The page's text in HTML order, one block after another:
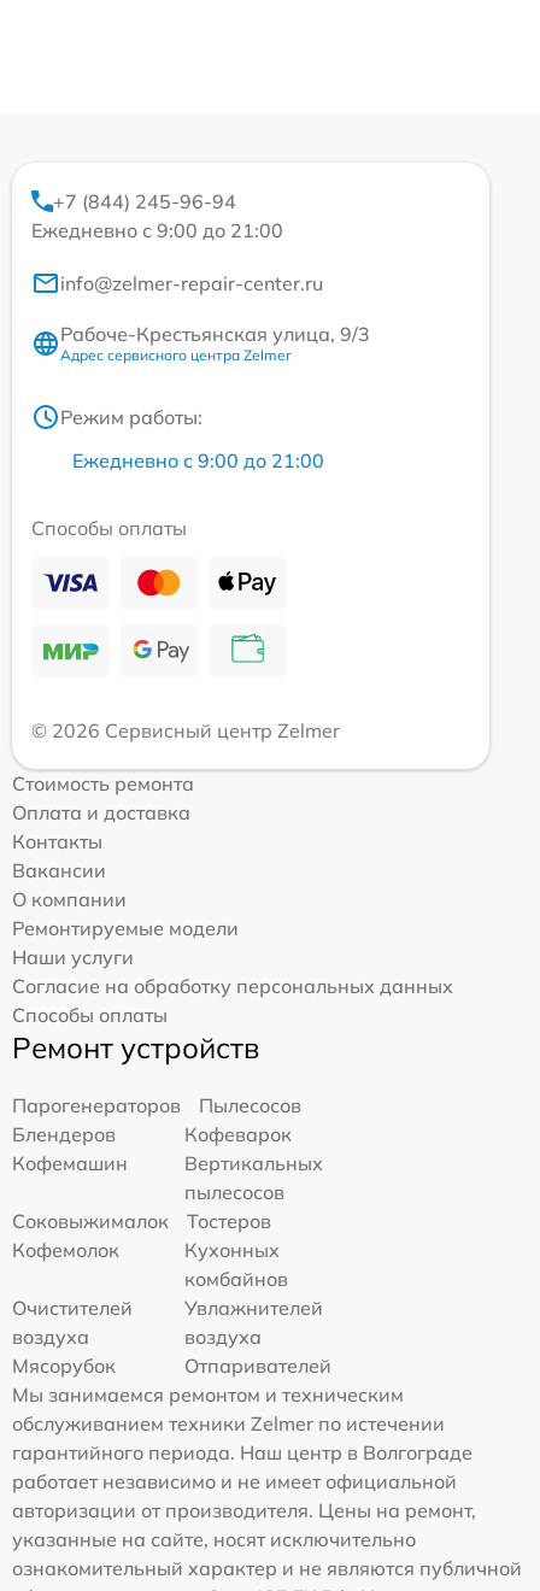
+7 (844) 245-96-94
Ежедневно с 9:00 до 21:00
info@zelmer-repair-center.ru
Рабоче-Крестьянская улица, 9/3
Адрес сервисного центра Zelmer
Режим работы:
Ежедневно с 9:00 до 21:00
Способы оплаты
© 2026 Сервисный центр Zelmer
Стоимость ремонта
Оплата и доставка
Контакты
Вакансии
О компании
Ремонтируемые модели
Наши услуги
Согласие на обработку персональных данных
Способы оплаты
Ремонт устройств
Парогенераторов
Пылесосов
Блендеров
Кофеварок
Кофемашин
Вертикальных
пылесосов
Соковыжималок
Тостеров
Кофемолок
Кухонных
комбайнов
Очистителей
воздуха
Увлажнителей
воздуха
Мясорубок
Отпаривателей
Мы занимаемся ремонтом и техническим
обслуживанием техники Zelmer по истечении
гарантийного периода. Наш центр в Волгограде
работает независимо и не имеет официальной
авторизации от производителя. Цены на ремонт,
указанные на сайте, носят исключительно
ознакомительный характер и не являются публичной